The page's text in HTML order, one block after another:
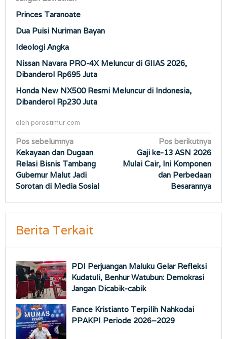
Princes Taranoate
Dua Puisi Nuriman Bayan
Ideologi Angka
Nissan Navara PRO-4X Meluncur di GIIAS 2026,
Dibanderol Rp695 Juta
Honda New NX500 Resmi Meluncur di Indonesia,
Dibanderol Rp230 Juta
oleh porostimur.com
Navigasi
pos
Pos sebelumnya
Kekayaan dan Dugaan
Relasi Bisnis Tambang
Gubernur Malut Jadi
Sorotan di Media Sosial
Pos berikutnya
Gaji ke-13 ASN 2026
Mulai Cair, Ini Komponen
dan Perbedaan
Besarannya
Berita Terkait
PDI Perjuangan Maluku Gelar Refleksi
Kudatuli, Benhur Watubun: Demokrasi
Jangan Dicabik-cabik
Fance Kristianto Terpilih Nahkodai
PPAKPI Periode 2026–2029